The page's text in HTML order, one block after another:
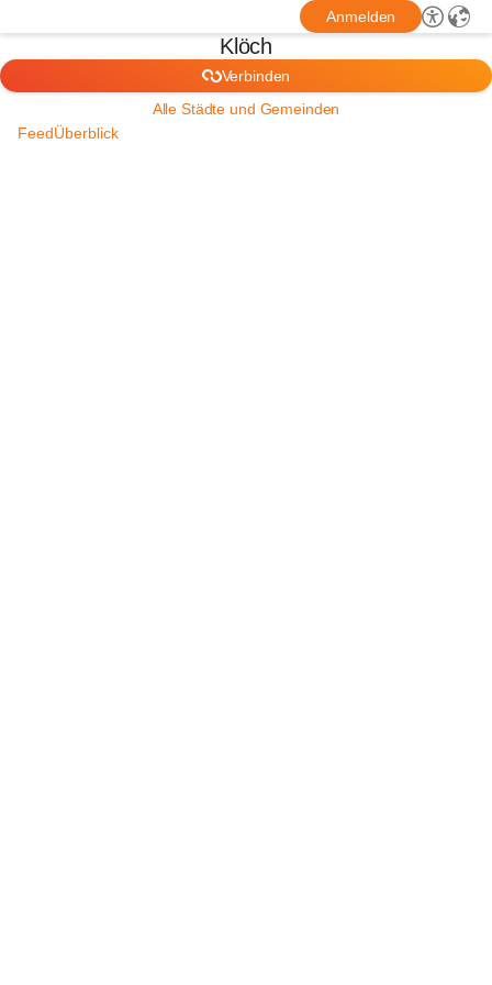
Anmelden
Klöch
Verbinden
Alle Städte und Gemeinden
FeedÜberblick